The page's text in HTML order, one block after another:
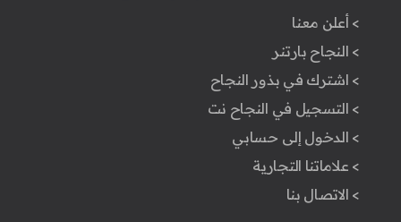
> أعلن معنا
> النجاح بارتنر
> اشترك في بذور النجاح
> التسجيل في النجاح نت
> الدخول إلى حسابي
> علاماتنا التجارية
> الاتصال بنا